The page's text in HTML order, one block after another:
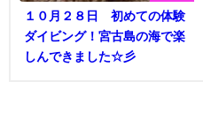
１０月２８日 初めての体験
ダイビング！宮古島の海で楽
しんできました☆彡